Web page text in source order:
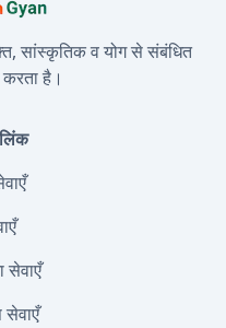
सांस्कृतिक व योग से संबंधित
करता है।
सेवाएँ
सेवाएँ